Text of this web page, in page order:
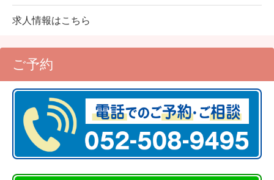
求人情報はこちら
ご予約